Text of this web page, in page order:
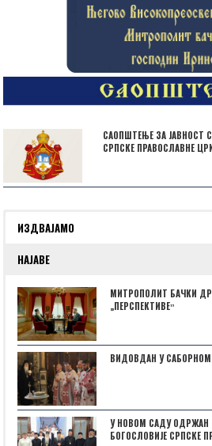
САОПШТЕЊЕ ЗА ЈАВНОСТ
СРПСКЕ ПРАВОСЛАВНЕ
ИЗДВАЈАМО
НАЈАВЕ
МИТРОПОЛИТ БАЧКИ
„ПЕРСПЕКТИВЕˮ
ВИДОВДАН У
У НОВОМ САДУ ОДРЖАН
БОГОСЛОВИЈЕ СРПСКЕ